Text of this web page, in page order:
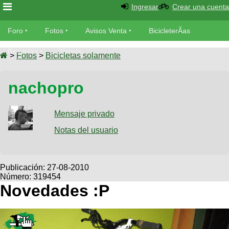
Foro
Foro
MecÃ¡nica
Fotos
SUBÃ
Galeria
Bicicletas
Viajes
Descenso
Dirt
Avisos
Ventas
SUBÃ
Buscar
Ultimos
Fotos
BicicleterÃ­
Bicicletas
Tandem
Videos
Cicloturismo
Ingresar Crear una cuenta
Foro Fotos Avisos Venta BicicleterÃ­as
Bicicletas Videos
> Fotos > Bicicletas solamente
nachopro
Mensaje privado
Notas del usuario
Publicación: 27-08-2010
Número: 319454
Novedades :P